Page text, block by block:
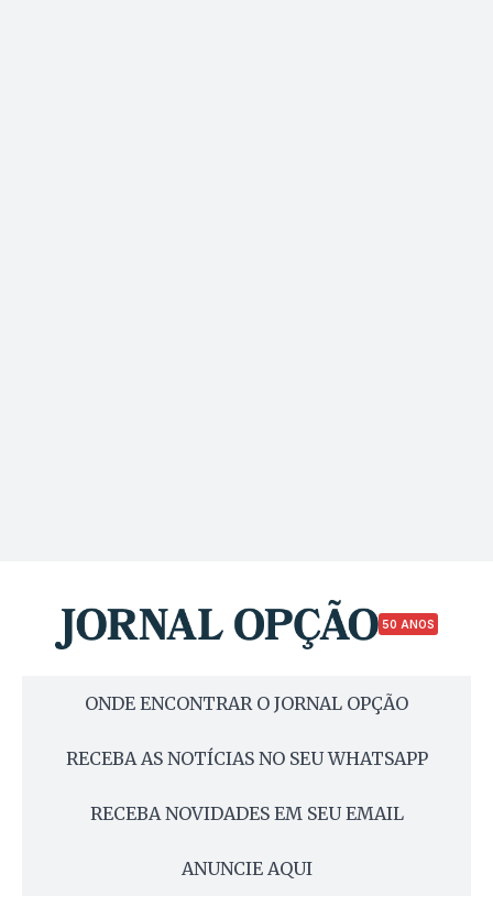
50 ANOS
ONDE ENCONTRAR O JORNAL OPÇÃO
RECEBA AS NOTÍCIAS NO SEU WHATSAPP
RECEBA NOVIDADES EM SEU EMAIL
ANUNCIE AQUI